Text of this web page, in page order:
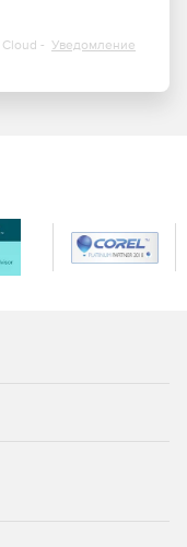
ВМ);
MS Active
- Уведомление